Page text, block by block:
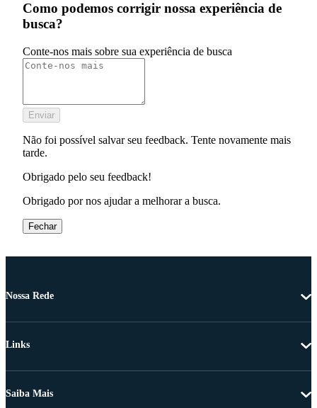
Como podemos corrigir nossa experiência de
busca?
Conte-nos mais sobre sua experiência de busca
Enviar
Não foi possível salvar seu feedback. Tente novamente mais
tarde.
Obrigado pelo seu feedback!
Obrigado por nos ajudar a melhorar a busca.
Fechar
Nossa Rede
Links
Saiba Mais